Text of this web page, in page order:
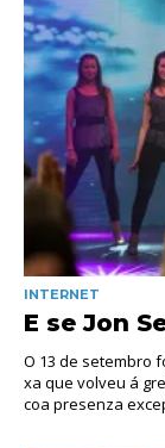
INTERNET
E se Jon
O 13 de setembro
xa que volveu á
coa presenza